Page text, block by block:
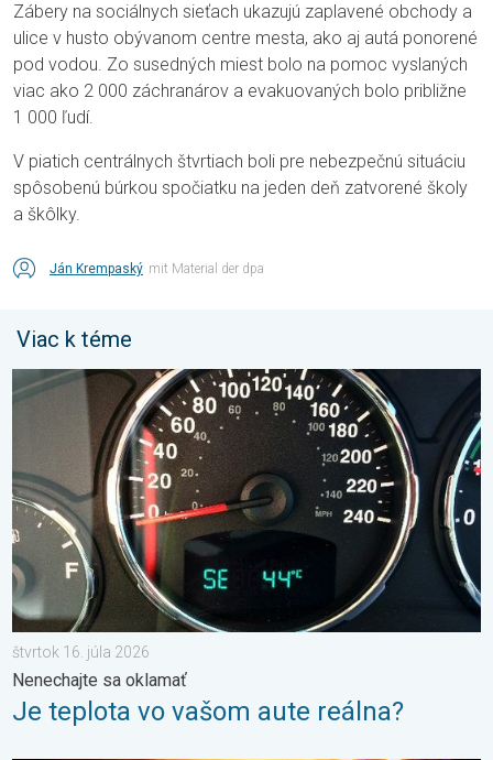
Zábery na sociálnych sieťach ukazujú zaplavené obchody a
ulice v husto obývanom centre mesta, ako aj autá ponorené
pod vodou. Zo susedných miest bolo na pomoc vyslaných
viac ako 2 000 záchranárov a evakuovaných bolo približne
1 000 ľudí.
V piatich centrálnych štvrtiach boli pre nebezpečnú situáciu
spôsobenú búrkou spočiatku na jeden deň zatvorené školy
a škôlky.
Ján Krempaský mit Material der dpa
Viac k téme
Je teplota vo vašom aute reálna?. Nenechajte sa oklamať. . .
štvrtok 16. júla 2026
Nenechajte sa oklamať
Je teplota vo vašom aute reálna?